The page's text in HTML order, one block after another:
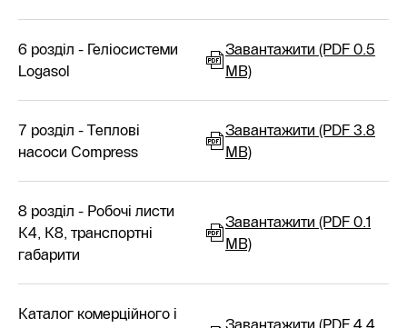
6 розділ - Геліосистеми
Logasol
Завантажити (PDF 0.5
MB)
7 розділ - Теплові
насоси Compress
Завантажити (PDF 3.8
MB)
8 розділ - Робочі листи
К4, К8, транспортні
габарити
Завантажити (PDF 0.1
MB)
Каталог комерційного і
Завантажити (PDF 4.4